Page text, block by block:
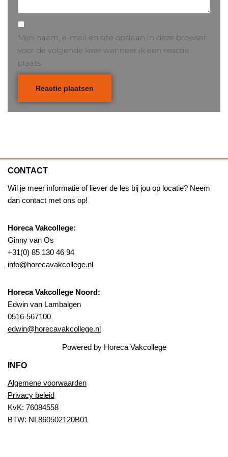
Mijn naam, e-mail en site opslaan in deze browser
voor de volgende keer wanneer ik een reactie
plaats.
CONTACT
Wil je meer informatie of liever de les bij jou op locatie? Neem
dan contact met ons op!
Horeca Vakcollege:
Ginny van Os
+31(0) 85 130 46 94
info@horecavakcollege.nl
Horeca Vakcollege Noord:
Edwin van Lambalgen
0516-567100
edwin@horecavakcollege.nl
Powered by Horeca Vakcollege
INFO
Algemene voorwaarden
Privacy beleid
KvK: 76084558
BTW: NL860502120B01